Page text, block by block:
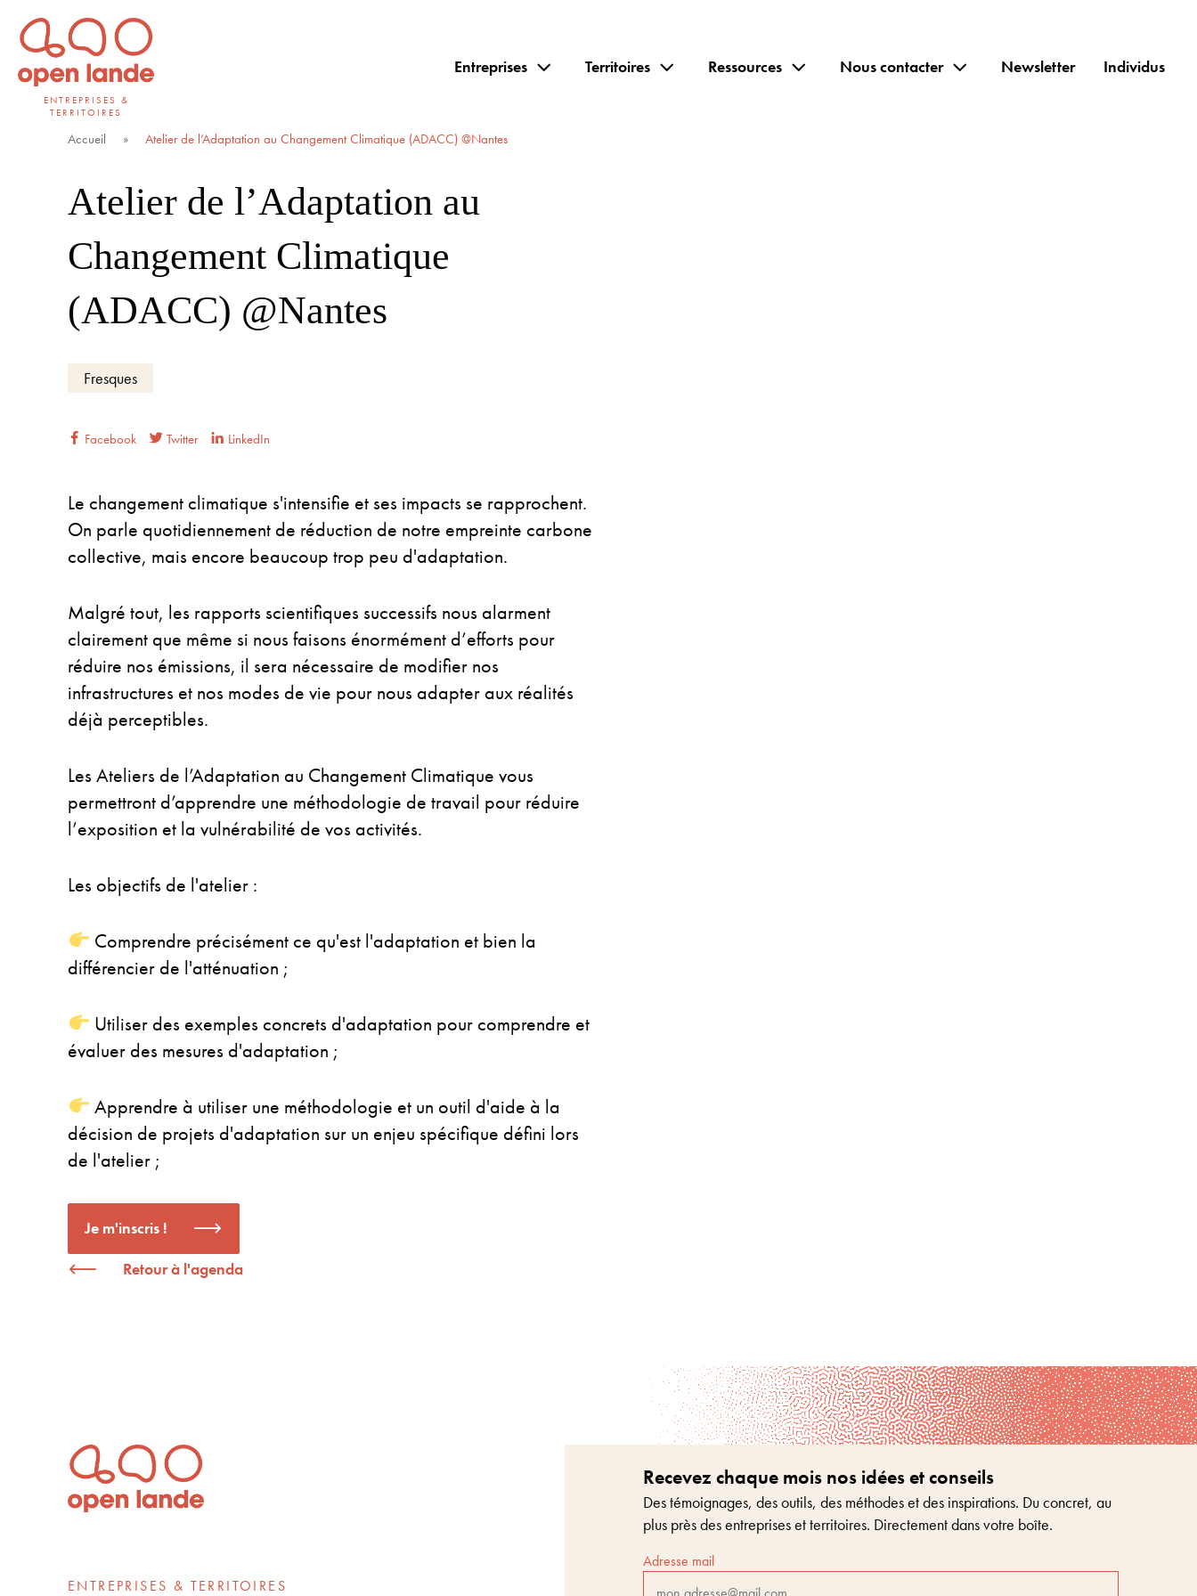
Aller
directement
au
contenuENTREPRISES &
TERRITOIRES
Open Lande
Entreprises & territoires
Entreprises Territoires Ressources Nous contacter Newsletter Individus
Accueil » Atelier de l’Adaptation au Changement Climatique (ADACC) @Nantes
Atelier de l’Adaptation au
Changement Climatique
(ADACC) @Nantes
Fresques
Facebook Twitter LinkedIn
Le changement climatique s'intensifie et ses impacts se rapprochent.
On parle quotidiennement de réduction de notre empreinte carbone
collective, mais encore beaucoup trop peu d'adaptation.
Malgré tout, les rapports scientifiques successifs nous alarment
clairement que même si nous faisons énormément d’efforts pour
réduire nos émissions, il sera nécessaire de modifier nos
infrastructures et nos modes de vie pour nous adapter aux réalités
déjà perceptibles.
Les Ateliers de l’Adaptation au Changement Climatique vous
permettront d’apprendre une méthodologie de travail pour réduire
l’exposition et la vulnérabilité de vos activités.
Les objectifs de l'atelier :
Comprendre précisément ce qu'est l'adaptation et bien la
différencier de l'atténuation ;
Utiliser des exemples concrets d'adaptation pour comprendre et
évaluer des mesures d'adaptation ;
Apprendre à utiliser une méthodologie et un outil d'aide à la
décision de projets d'adaptation sur un enjeu spécifique défini lors
de l'atelier ;
Je m'inscris !
Retour à l'agenda
ENTREPRISES & TERRITOIRES
Recevez chaque mois nos idées et conseils
Des témoignages, des outils, des méthodes et des inspirations. Du concret, au
plus près des entreprises et territoires. Directement dans votre boîte.
Adresse mail